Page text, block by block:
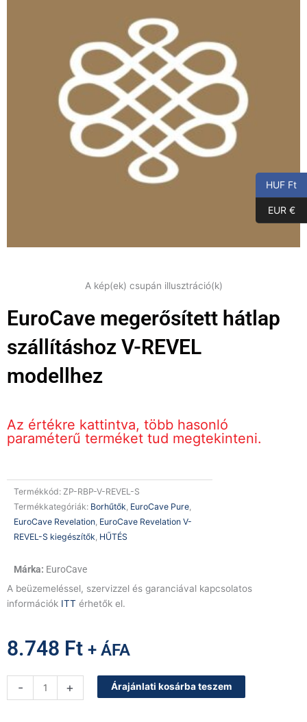
A kép(ek) csupán illusztráció(k)
EuroCave megerősített hátlap
szállításhoz V-REVEL
modellhez
Az értékre kattintva, több hasonló
paraméterű terméket tud megtekinteni.
Termékkód: ZP-RBP-V-REVEL-S
Termékkategóriák: Borhűtők, EuroCave Pure,
EuroCave Revelation, EuroCave Revelation V-
REVEL-S kiegészítők, HŰTÉS
EuroCave
A beüzemeléssel, szervizzel és garanciával kapcsolatos
információk ITT érhetők el.
8.748 Ft + ÁFA
-
EuroCave
megerősített
+ Árajánlati kosárba teszem
HUF Ft
EUR €